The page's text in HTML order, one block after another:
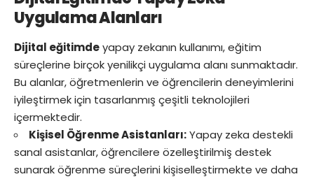
Uygulama Alanları
Dijital eğitimdeyapay zekanın kullanımı, eğitim
süreçlerine birçok yenilikçi uygulama alanı sunmaktadır.
Bu alanlar, öğretmenlerin ve öğrencilerin deneyimlerini
iyileştirmek için tasarlanmış çeşitli teknolojileri
içermektedir.
Kişisel Öğrenme Asistanları:Yapay zeka destekli
sanal asistanlar, öğrencilere özelleştirilmiş destek
sunarak öğrenme süreçlerini kişiselleştirmekte ve daha